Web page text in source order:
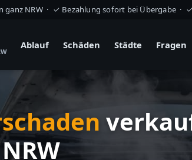
ganz NRW · ✓ Bezahlung sofort bei Übergabe · ✓
Ablauf Schäden Städte Fragen